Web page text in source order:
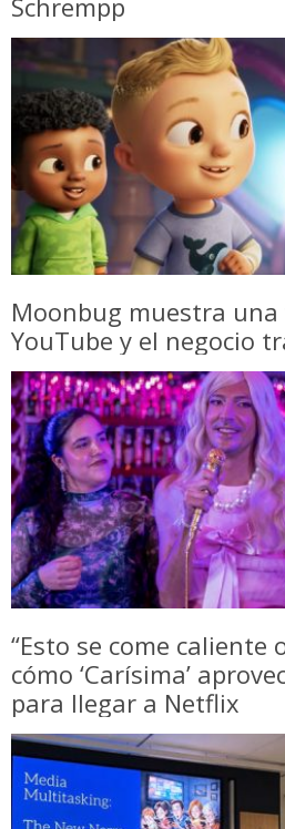
Schrempp
Moonbug muestra
YouTube y el negocio
“Esto se come caliente
cómo ‘Carísima’
para llegar a Netflix